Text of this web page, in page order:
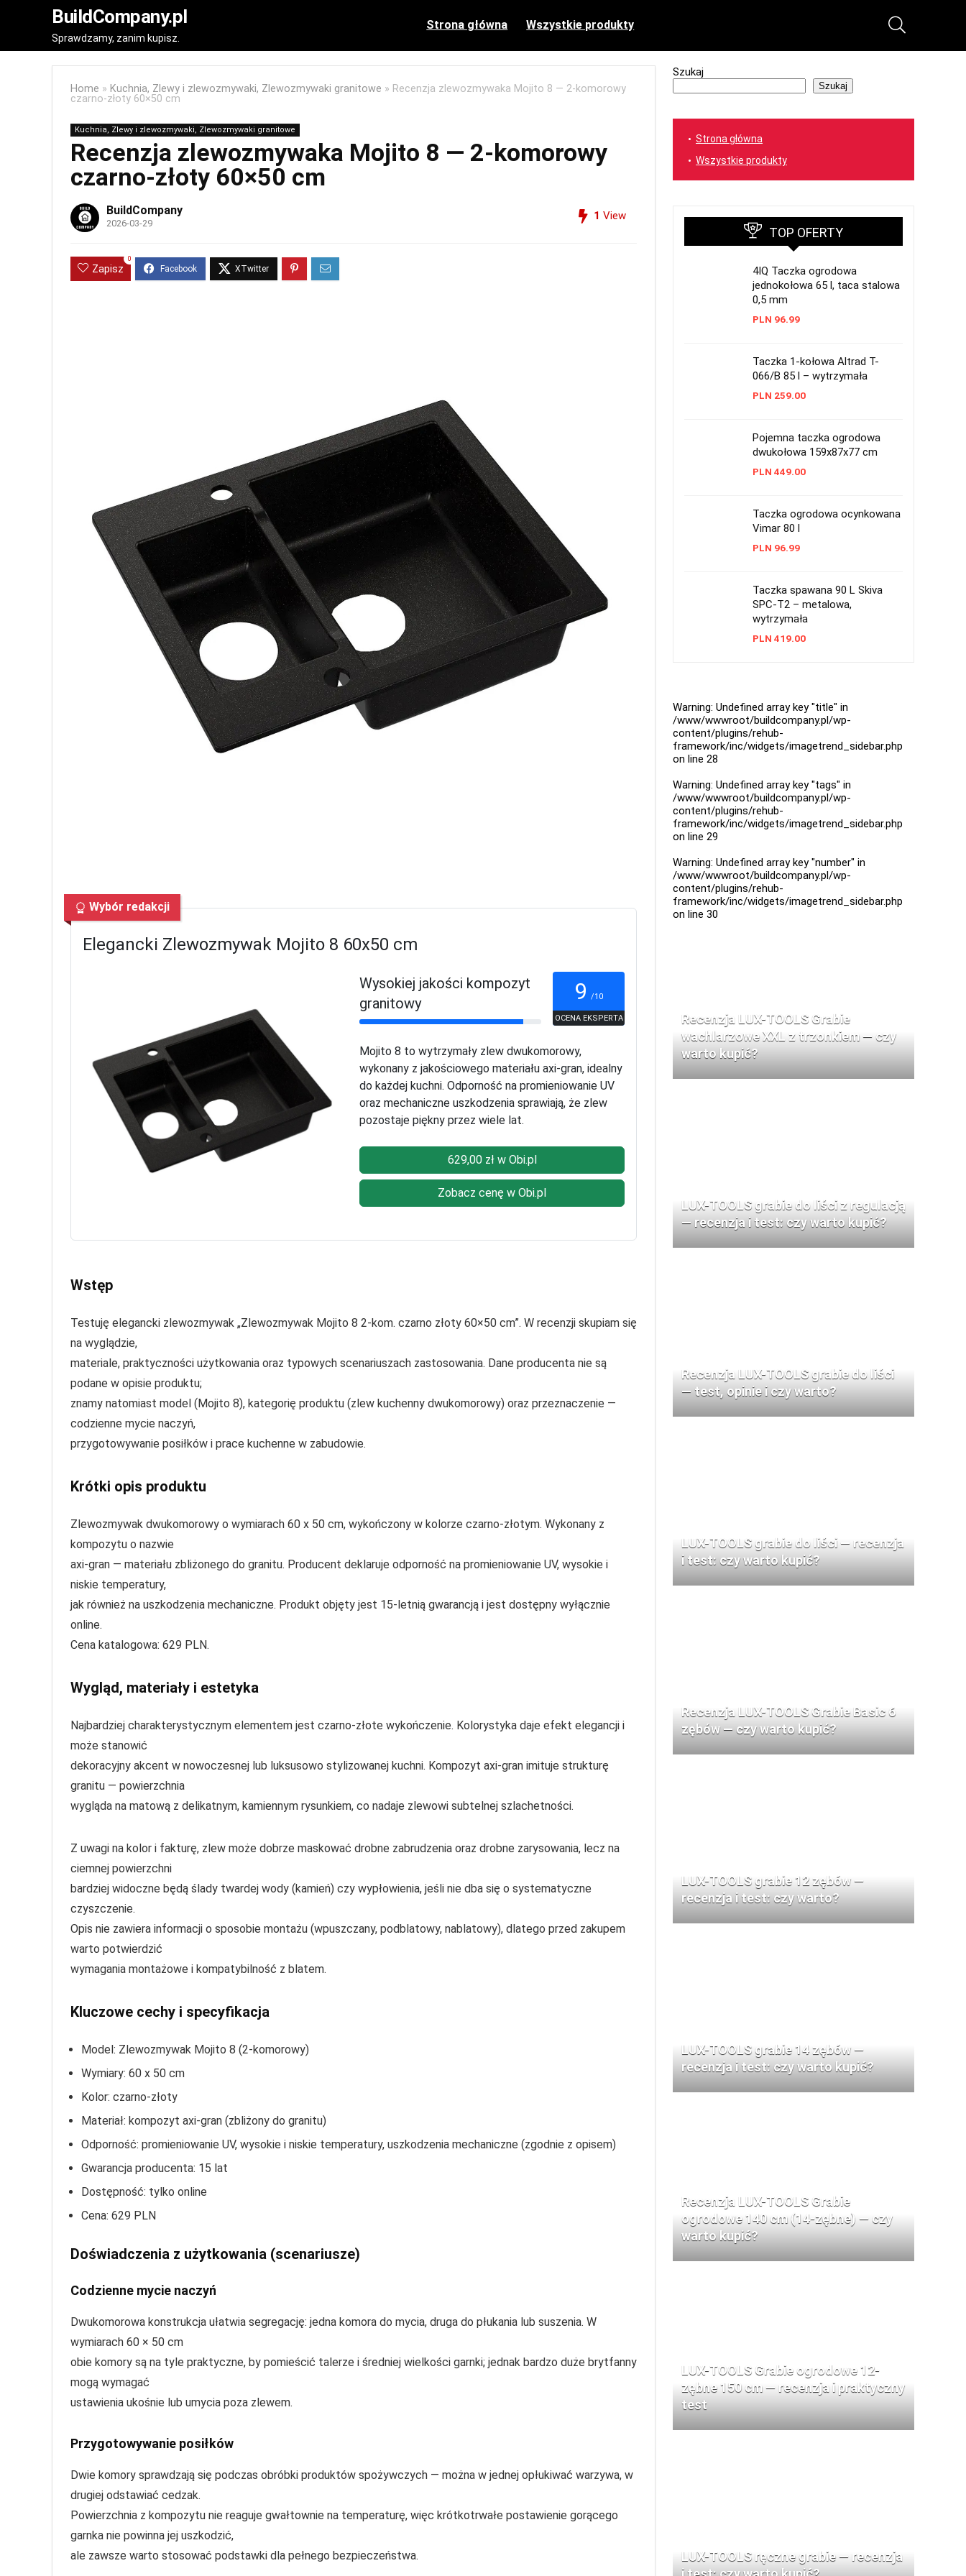
BuildCompany.pl
Sprawdzamy, zanim kupisz.
Strona główna Wszystkie produkty
Home » Kuchnia, Zlewy i zlewozmywaki, Zlewozmywaki granitowe » Recenzja zlewozmywaka Mojito 8 — 2‑komorowy
czarno‑złoty 60×50 cm
Kuchnia, Zlewy i zlewozmywaki, Zlewozmywaki granitowe
Recenzja zlewozmywaka Mojito 8 — 2‑komorowy
czarno‑złoty 60×50 cm
BuildCompany
2026-03-29
1 View
Zapisz
0
Wybór redakcji
Elegancki Zlewozmywak Mojito 8 60x50 cm
Wysokiej jakości kompozyt
granitowy
9 /10
OCENA EKSPERTA
Mojito 8 to wytrzymały zlew dwukomorowy,
wykonany z jakościowego materiału axi-gran, idealny
do każdej kuchni. Odporność na promieniowanie UV
oraz mechaniczne uszkodzenia sprawiają, że zlew
pozostaje piękny przez wiele lat.
629,00 zł w Obi.pl
Zobacz cenę w Obi.pl
Wstęp
Testuję elegancki zlewozmywak „Zlewozmywak Mojito 8 2‑kom. czarno złoty 60×50 cm”. W recenzji skupiam się
na wyglądzie,
materiale, praktyczności użytkowania oraz typowych scenariuszach zastosowania. Dane producenta nie są
podane w opisie produktu;
znamy natomiast model (Mojito 8), kategorię produktu (zlew kuchenny dwukomorowy) oraz przeznaczenie —
codzienne mycie naczyń,
przygotowywanie posiłków i prace kuchenne w zabudowie.
Krótki opis produktu
Zlewozmywak dwukomorowy o wymiarach 60 x 50 cm, wykończony w kolorze czarno‑złotym. Wykonany z
kompozytu o nazwie
axi‑gran — materiału zbliżonego do granitu. Producent deklaruje odporność na promieniowanie UV, wysokie i
niskie temperatury,
jak również na uszkodzenia mechaniczne. Produkt objęty jest 15‑letnią gwarancją i jest dostępny wyłącznie
online.
Cena katalogowa: 629 PLN.
Wygląd, materiały i estetyka
Najbardziej charakterystycznym elementem jest czarno‑złote wykończenie. Kolorystyka daje efekt elegancji i
może stanowić
dekoracyjny akcent w nowoczesnej lub luksusowo stylizowanej kuchni. Kompozyt axi‑gran imituje strukturę
granitu — powierzchnia
wygląda na matową z delikatnym, kamiennym rysunkiem, co nadaje zlewowi subtelnej szlachetności.
Z uwagi na kolor i fakturę, zlew może dobrze maskować drobne zabrudzenia oraz drobne zarysowania, lecz na
ciemnej powierzchni
bardziej widoczne będą ślady twardej wody (kamień) czy wypłowienia, jeśli nie dba się o systematyczne
czyszczenie.
Opis nie zawiera informacji o sposobie montażu (wpuszczany, podblatowy, nablatowy), dlatego przed zakupem
warto potwierdzić
wymagania montażowe i kompatybilność z blatem.
Kluczowe cechy i specyfikacja
Model: Zlewozmywak Mojito 8 (2‑komorowy)
Wymiary: 60 x 50 cm
Kolor: czarno‑złoty
Materiał: kompozyt axi‑gran (zbliżony do granitu)
Odporność: promieniowanie UV, wysokie i niskie temperatury, uszkodzenia mechaniczne (zgodnie z opisem)
Gwarancja producenta: 15 lat
Dostępność: tylko online
Cena: 629 PLN
Doświadczenia z użytkowania (scenariusze)
Codzienne mycie naczyń
Dwukomorowa konstrukcja ułatwia segregację: jedna komora do mycia, druga do płukania lub suszenia. W
wymiarach 60 × 50 cm
obie komory są na tyle praktyczne, by pomieścić talerze i średniej wielkości garnki; jednak bardzo duże brytfanny
mogą wymagać
ustawienia ukośnie lub umycia poza zlewem.
Przygotowywanie posiłków
Dwie komory sprawdzają się podczas obróbki produktów spożywczych — można w jednej opłukiwać warzywa, w
drugiej odstawiać cedzak.
Powierzchnia z kompozytu nie reaguje gwałtownie na temperaturę, więc krótkotrwałe postawienie gorącego
garnka nie powinna jej uszkodzić,
ale zawsze warto stosować podstawki dla pełnego bezpieczeństwa.
Szukaj
Szukaj
Strona główna
Wszystkie produkty
TOP OFERTY
4IQ Taczka ogrodowa
jednokołowa 65 l, taca stalowa
0,5 mm
PLN 96.99
Taczka 1-kołowa Altrad T-
066/B 85 l – wytrzymała
PLN 259.00
Pojemna taczka ogrodowa
dwukołowa 159x87x77 cm
PLN 449.00
Taczka ogrodowa ocynkowana
Vimar 80 l
PLN 96.99
Taczka spawana 90 L Skiva
SPC-T2 – metalowa,
wytrzymała
PLN 419.00
Warning: Undefined array key "title" in
/www/wwwroot/buildcompany.pl/wp-
content/plugins/rehub-
framework/inc/widgets/imagetrend_sidebar.php
on line 28
Warning: Undefined array key "tags" in
/www/wwwroot/buildcompany.pl/wp-
content/plugins/rehub-
framework/inc/widgets/imagetrend_sidebar.php
on line 29
Warning: Undefined array key "number" in
/www/wwwroot/buildcompany.pl/wp-
content/plugins/rehub-
framework/inc/widgets/imagetrend_sidebar.php
on line 30
Recenzja LUX-TOOLS Grabie
wachlarzowe XXL z trzonkiem — czy
warto kupić?
LUX-TOOLS grabie do liści z regulacją
— recenzja i test: czy warto kupić?
Recenzja LUX-TOOLS grabie do liści
— test, opinie i czy warto?
LUX-TOOLS grabie do liści — recenzja
i test: czy warto kupić?
Recenzja LUX-TOOLS Grabie Basic 6
zębów — czy warto kupić?
LUX-TOOLS grabie 12 zębów —
recenzja i test: czy warto?
LUX-TOOLS grabie 14 zębów —
recenzja i test: czy warto kupić?
Recenzja LUX-TOOLS Grabie
ogrodowe 140 cm (14-zębne) — czy
warto kupić?
LUX-TOOLS Grabie ogrodowe 12-
zębne 150 cm — recenzja i praktyczny
test
LUX-TOOLS ręczne grabie — recenzja